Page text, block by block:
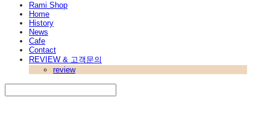
Rami Shop
Home
History
News
Cafe
Contact
REVIEW & 고객문의
review